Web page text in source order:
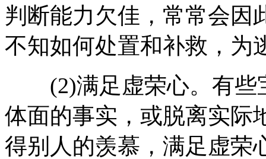
判断能力欠佳，常常会因
不知如何处置和补救，为
(2)满足虚荣心。有些
体面的事实，或脱离实际
得别人的羡慕，满足虚荣